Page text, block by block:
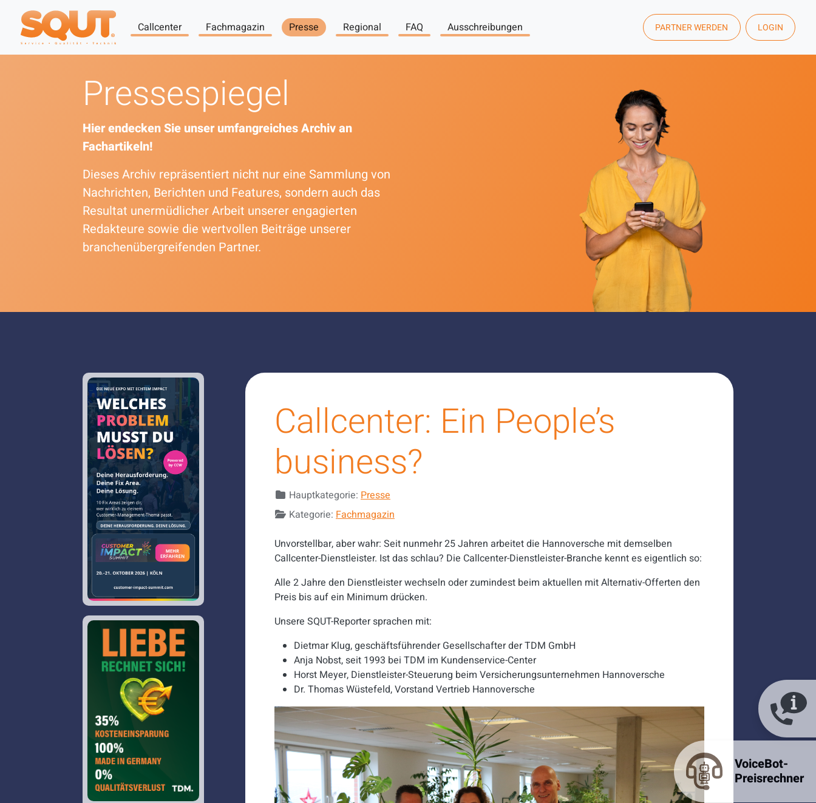
Callcenter Fachmagazin Presse Regional FAQ Ausschreibungen PARTNER WERDEN LOGIN
Pressespiegel
Hier endecken Sie unser umfangreiches Archiv an
Fachartikeln!
Dieses Archiv repräsentiert nicht nur eine Sammlung von
Nachrichten, Berichten und Features, sondern auch das
Resultat unermüdlicher Arbeit unserer engagierten
Redakteure sowie die wertvollen Beiträge unserer
branchenübergreifenden Partner.
Callcenter: Ein People’s
business?
DetailsHauptkategorie: Presse
Kategorie: Fachmagazin
Unvorstellbar, aber wahr: Seit nunmehr 25 Jahren arbeitet die Hannoversche mit demselben
Callcenter-Dienstleister. Ist das schlau? Die Callcenter-Dienstleister-Branche kennt es eigentlich so:
Alle 2 Jahre den Dienstleister wechseln oder zumindest beim aktuellen mit Alternativ-Offerten den
Preis bis auf ein Minimum drücken.
Unsere SQUT-Reporter sprachen mit:
Dietmar Klug, geschäftsführender Gesellschafter der TDM GmbH
Anja Nobst, seit 1993 bei TDM im Kundenservice-Center
Horst Meyer, Dienstleister-Steuerung beim Versicherungsunternehmen Hannoversche
Dr. Thomas Wüstefeld, Vorstand Vertrieb Hannoversche
VoiceBot-
Preisrechner